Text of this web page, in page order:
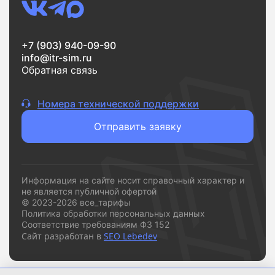
инструмент, который помогает быстро принять
решение и подключиться к подходящему
провайдеру.
+7 (903) 940-09-90
info@itr-sim.ru
Обратная связь
Номера технической поддержки
Отправить заявку
Информация на сайте носит справочный характер и
не является публичной офертой
© 2023-2026 все_тарифы
Политика обработки персональных данных
Соответствие требованиям ФЗ 152
Сайт разработан в SEO Lebedev